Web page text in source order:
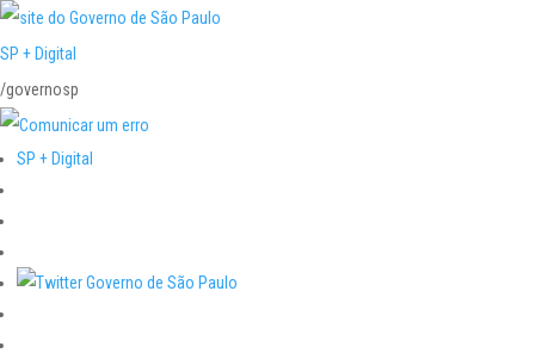
SP + Digital
/governosp
SP + Digital